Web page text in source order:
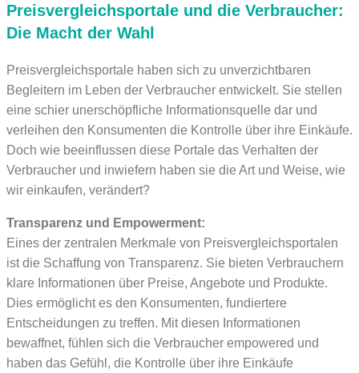
Preisvergleichsportale und die Verbraucher:
Die Macht der Wahl
Preisvergleichsportale haben sich zu unverzichtbaren
Begleitern im Leben der Verbraucher entwickelt. Sie stellen
eine schier unerschöpfliche Informationsquelle dar und
verleihen den Konsumenten die Kontrolle über ihre Einkäufe.
Doch wie beeinflussen diese Portale das Verhalten der
Verbraucher und inwiefern haben sie die Art und Weise, wie
wir einkaufen, verändert?
Transparenz und Empowerment:
Eines der zentralen Merkmale von Preisvergleichsportalen
ist die Schaffung von Transparenz. Sie bieten Verbrauchern
klare Informationen über Preise, Angebote und Produkte.
Dies ermöglicht es den Konsumenten, fundiertere
Entscheidungen zu treffen. Mit diesen Informationen
bewaffnet, fühlen sich die Verbraucher empowered und
haben das Gefühl, die Kontrolle über ihre Einkäufe